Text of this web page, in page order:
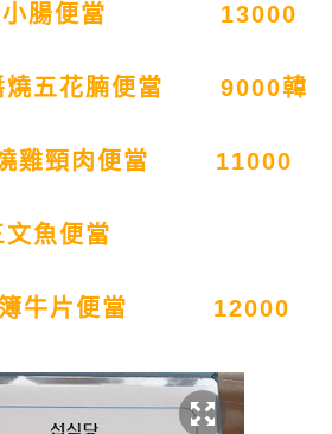
小腸便當 13000
五花腩便當 9000韓
燒雞頸肉便當 11000
文魚便當
燒簿牛片便當 12000